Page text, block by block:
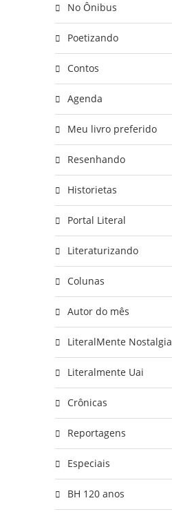
No Ônibus
Poetizando
Contos
Agenda
Meu livro preferido
Resenhando
Historietas
Portal Literal
Literaturizando
Colunas
Autor do mês
LiteralMente Nostalgia
Literalmente Uai
Crônicas
Reportagens
Especiais
BH 120 anos